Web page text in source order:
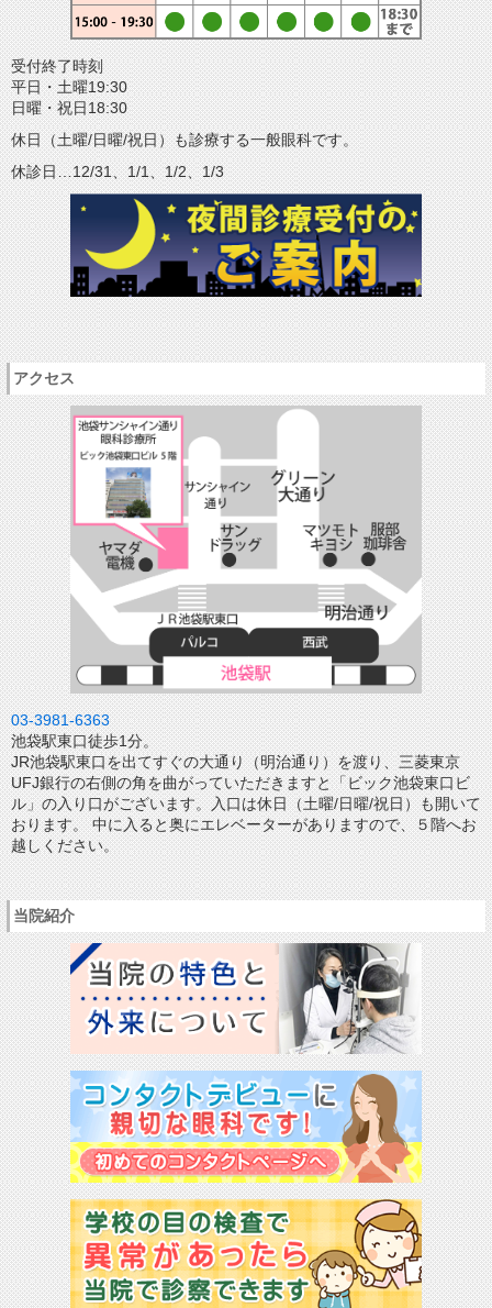
受付終了時刻
平日・土曜19:30
日曜・祝日18:30
休日（土曜/日曜/祝日）も診療する一般眼科です。
休診日…12/31、1/1、1/2、1/3
アクセス
03-3981-6363
池袋駅東口徒歩1分。
JR池袋駅東口を出てすぐの大通り（明治通り）を渡り、三菱東京
UFJ銀行の右側の角を曲がっていただきますと「ビック池袋東口ビ
ル」の入り口がございます。入口は休日（土曜/日曜/祝日）も開いて
おります。 中に入ると奥にエレベーターがありますので、５階へお
越しください。
当院紹介